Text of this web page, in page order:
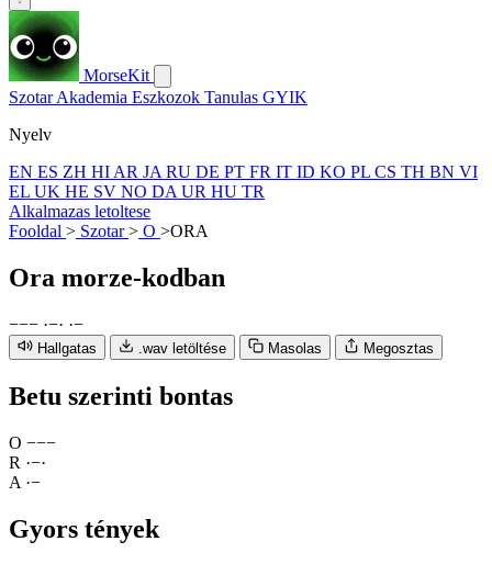
MorseKit
SzotarAkademia Eszkozok Tanulas GYIK
Nyelv
EN ES ZH HI AR JA RU DE PT FR IT ID KO PL CS TH BN VI
EL UK HE SV NO DA UR HU TR
Alkalmazas letoltese
Fooldal > Szotar> O >ORA
Ora morze-kodban
−−− ·−· ·−
Hallgatas .wav letöltése Masolas Megosztas
Betu szerinti bontas
O −−−
R ·−·
A ·−
Gyors tények